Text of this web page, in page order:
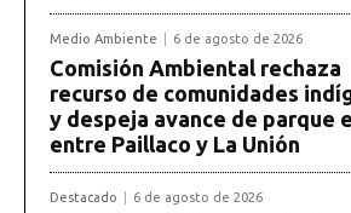
Medio Ambiente 6 de agosto de 2026
Comisión Ambiental rechaza
recurso de comunidades
y despeja avance de parque
entre Paillaco y La Unión
Destacado 6 de agosto de 2026